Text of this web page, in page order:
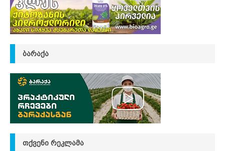
ᲑᲐᲠᲐᲥᲐ
ᲗᲥᲕᲔᲜᲘ ᲠᲔᲙᲚᲐᲛᲐ